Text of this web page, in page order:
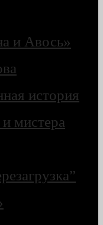
и Авось»
история
мистера